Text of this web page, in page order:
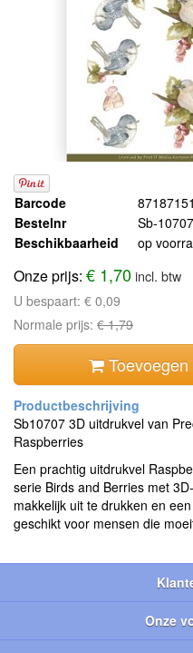
Barcode
Bestelnr
Sb-10707
Beschikbaarheid
op
Onze prijs: € 1,70incl. btw
U bespaart: € 0,09
Normale prijs: € 1,79
Toevoegen
Sb10707 3D uitdrukvel van
Raspberries
Een prachtig uitdrukvel
serie Birds and Berries met
makkelijk uit te drukken en
geschikt voor mensen die
Onze